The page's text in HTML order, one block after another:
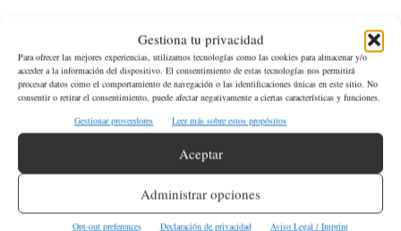
Gestiona tu privacidad
Para ofrecer las mejores experiencias, utilizamos tecnologías como las cookies para almacenar y/o
acceder a la información del dispositivo. El consentimiento de estas tecnologías nos permitirá
procesar datos como el comportamiento de navegación o las identificaciones únicas en este sitio. No
consentir o retirar el consentimiento, puede afectar negativamente a ciertas características y funciones.
Gestionar proveedores
Leer más sobre estos propósitos
Aceptar
Administrar opciones
Opt-out preferences Declaración de privacidad Aviso Legal / Imprint
Sucesos
Artículo anterior
Estados Unidos Confisca Avión
al Presidente de Venezuela
Artículo siguiente
Ejército de Israel Encuentra
Cuerpos de Seis Rehenes en
Artículos relacionados Más del autor